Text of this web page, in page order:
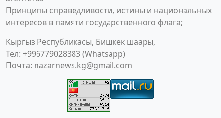
Принципы справедливости, истины и национальных
интересов в памяти государственного флага;
Кыргыз Республикасы, Бишкек шаары,
Тел: +996779028383 (Whatsapp)
Почта: nazarnews.kg@gmail.com